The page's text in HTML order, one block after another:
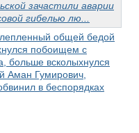
зачастили аварии
гибелью лю...
общей бедой
побоищем с
всколыхнулся
Аман Гумирович,
в беспорядках